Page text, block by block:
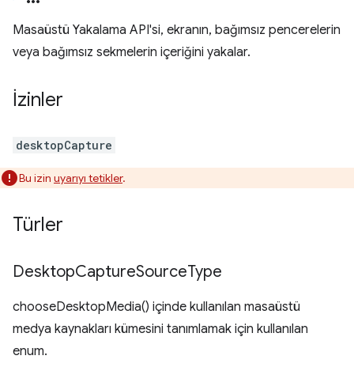
Masaüstü Yakalama API'si, ekranın, bağımsız pencerelerin
veya bağımsız sekmelerin içeriğini yakalar.
İzinler
desktopCapture
Bu izin uyarıyı tetikler.
Türler
DesktopCaptureSourceType
chooseDesktopMedia() içinde kullanılan masaüstü
medya kaynakları kümesini tanımlamak için kullanılan
enum.